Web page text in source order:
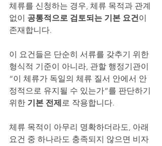
체류를 신청하는 경우, 체류 목적과 관계
없이 공통적으로 검토되는 기본 요건이
존재합니다.
이 요건들은 단순히 서류를 갖추기 위한
형식적 기준이 아니라, 관할 행정기관이
“이 체류가 독일의 체류 질서 안에서 안
정적으로 유지될 수 있는가”를 판단하기
위한 기본 전제 로 작용합니다.
체류 목적이 아무리 명확하더라도, 아래
요건 중 하나라도 충족되지 않으면 비자